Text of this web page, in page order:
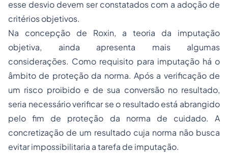
esse desvio devem ser constatados com a adoção de
critérios objetivos.
Na concepção de Roxin, a teoria da imputação
objetiva, ainda apresenta mais algumas
considerações. Como requisito para imputação há o
âmbito de proteção da norma. Após a verificação de
um risco proibido e de sua conversão no resultado,
seria necessário verificar se o resultado está abrangido
pelo fim de proteção da norma de cuidado. A
concretização de um resultado cuja norma não busca
evitar impossibilitaria a tarefa de imputação.